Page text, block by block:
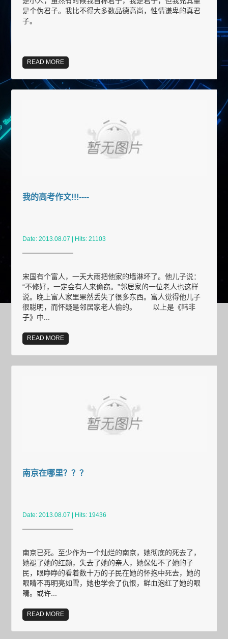
是个伪君子。我比不得大多数品德高尚，性情谦卑的真君
子。
READ MORE
我的高考作文!!!----
Date: 2013.08.07 | Hits: 21103
宋国有个富人，一天大雨把他家的墙淋坏了。他儿子说：
“不修好，一定会有人来偷窃。”邻居家的一位老人也这样
说。晚上富人家里果然丢失了很多东西。富人觉得他儿子
很聪明，而怀疑是邻居家老人偷的。 以上是《韩非
子》中...
READ MORE
南京在哪里？？？
Date: 2013.08.07 | Hits: 19436
南京已死。至少作为一个灿烂的南京，她彻底的死去了，
她褪了她的红颜，失去了她的亲人，她保佑不了她的子
民，眼睁睁的看着数十万的子民在她的怀抱中死去，她的
眼睛不再明亮如雪，她也学会了仇恨，鲜血泡红了她的眼
睛。或许...
READ MORE